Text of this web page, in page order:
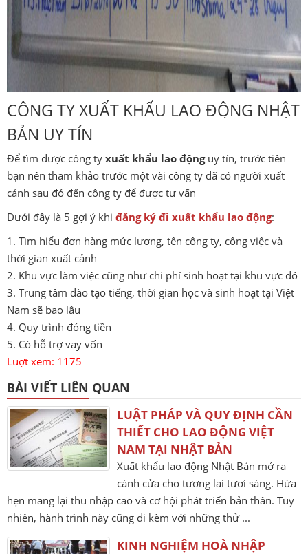
CÔNG TY XUẤT KHẨU LAO ĐỘNG NHẬT
BẢN UY TÍN
Để tìm được công ty xuất khẩu lao động uy tín, trước tiên
bạn nên tham khảo trước một vài công ty đã có người xuất
cảnh sau đó đến công ty để được tư vấn
Dưới đây là 5 gợi ý khi đăng ký đi xuất khẩu lao động:
1. Tìm hiểu đơn hàng mức lương, tên công ty, công việc và
thời gian xuất cảnh
2. Khu vực làm việc cũng như chi phí sinh hoạt tại khu vực đó
3. Trung tâm đào tạo tiếng, thời gian học và sinh hoạt tại Việt
Nam sẽ bao lâu
4. Quy trình đóng tiền
5. Có hỗ trợ vay vốn
Luợt xem: 1175
BÀI VIẾT LIÊN QUAN
LUẬT PHÁP VÀ QUY ĐỊNH CẦN
THIẾT CHO LAO ĐỘNG VIỆT
NAM TẠI NHẬT BẢN
Xuất khẩu lao động Nhật Bản mở ra
cánh cửa cho tương lai tươi sáng. Hứa
hẹn mang lại thu nhập cao và cơ hội phát triển bản thân. Tuy
nhiên, hành trình này cũng đi kèm với những thử ...
KINH NGHIỆM HOÀ NHẬP